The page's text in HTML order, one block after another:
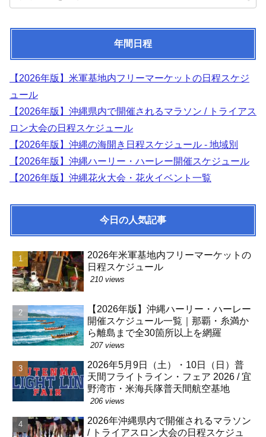
年間日程
【2026年版】米軍基地内フリーマーケットの日程スケジ
ュール
【2026年版】沖縄県内で開催されるマラソン / トライアス
ロン大会の日程スケジュール
【2026年版】沖縄の海開き日程スケジュール - 地域別
【2026年版】沖縄ハーリー・ハーレー開催スケジュール
【2026年版】沖縄花火大会・花火イベント一覧
今日の人気記事
2026年米軍基地内フリーマーケットの
日程スケジュール
210 views
【2026年版】沖縄ハーリー・ハーレー
開催スケジュール一覧｜那覇・糸満か
ら離島まで全30箇所以上を網羅
207 views
2026年5月9日（土）・10日（日）普
天間フライトライン・フェア 2026 / 宜
野湾市・米海兵隊普天間航空基地
206 views
2026年沖縄県内で開催されるマラソン
/ トライアスロン大会の日程スケジュ